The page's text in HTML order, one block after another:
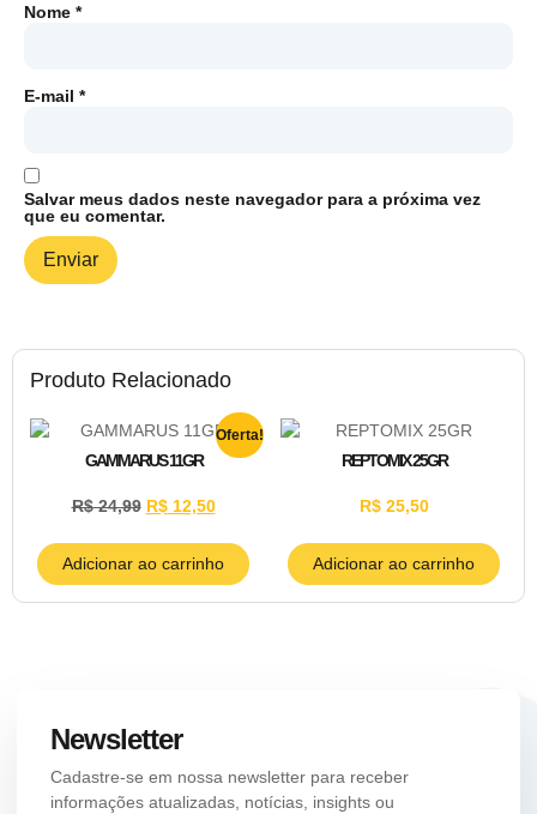
Produto Relacionado
Oferta!
GAMMARUS 11GR
R$24,99 R$12,50
Adicionar ao carrinho
REPTOMIX 25GR
R$25,50
Adicionar ao carrinho
Nome *
E-mail *
Salvar meus dados neste navegador para a próxima vez
que eu comentar.
Newsletter
Cadastre-se em nossa newsletter para receber
informações atualizadas, notícias, insights ou